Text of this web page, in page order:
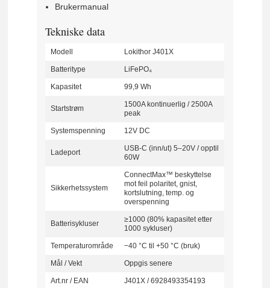
Brukermanual
Tekniske data
Modell Lokithor J401X
Batteritype LiFePO₄
Kapasitet 99,9 Wh
Startstrøm
1500A kontinuerlig / 2500A
peak
Systemspenning 12V DC
Ladeport
USB-C (inn/ut) 5–20V / opptil
60W
Sikkerhetssystem
ConnectMax™ beskyttelse
mot feil polaritet, gnist,
kortslutning, temp. og
overspenning
Batterisykluser
≥1000 (80% kapasitet etter
1000 sykluser)
Temperaturområde −40 °C til +50 °C (bruk)
Mål / Vekt Oppgis senere
Art.nr / EAN J401X / 6928493354193